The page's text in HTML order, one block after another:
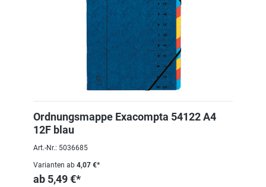
Ordnungsmappe Exacompta 54122 A4
12F blau
Art.-Nr.: 5036685
Varianten ab 4,07 €*
ab 5,49 €*